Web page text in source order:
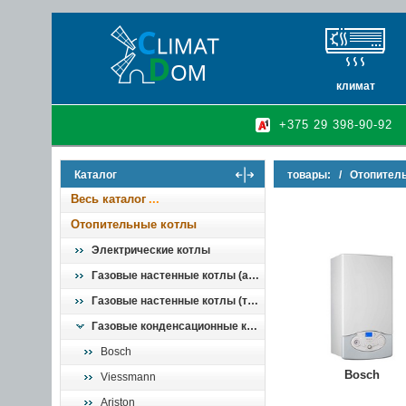
климат
кондиционеры
очистители и
осушители
+375 29 398-90-92
Каталог
Весь каталог
Отопительные котлы
Электрические котлы
Газовые настенные котлы (атмо)
Газовые настенные котлы (турбо)
Газовые конденсационные котлы
Bosch
Viessmann
Ariston
товары: /
Bosch